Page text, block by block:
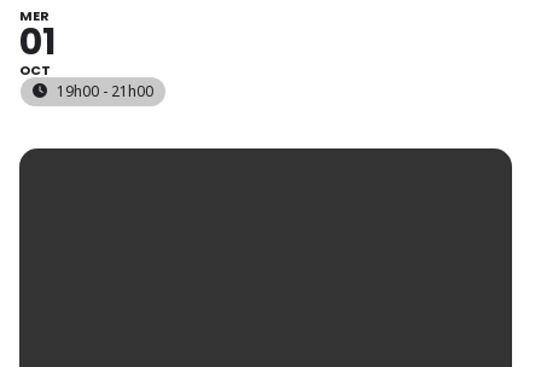
MER
01
OCT
19h00 - 21h00